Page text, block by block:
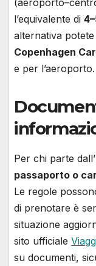
l’equivalente di
alternativa
Copenhagen
e per l’aeroporto.
Per chi parte
passaporto o
Le regole
di prenotare è
situazione
sito ufficiale
su documenti,